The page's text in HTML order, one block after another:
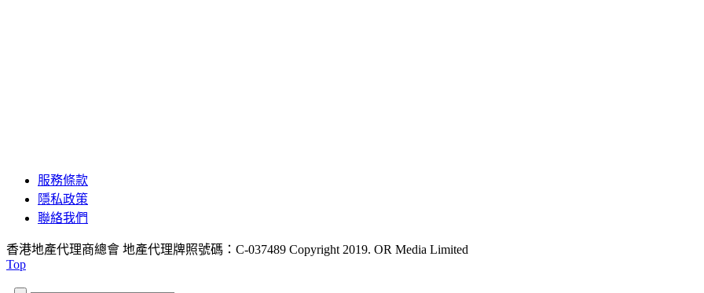
服務條款
隱私政策
聯絡我們
香港地產代理商總會 地產代理牌照號碼：C-037489 Copyright 2019. OR Media Limited
Top